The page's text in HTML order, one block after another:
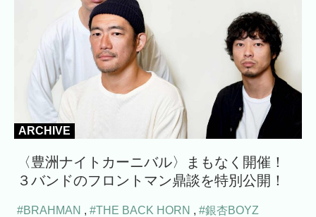
ARCHIVE
〈豊洲ナイトカーニバル〉まもなく開催！
３バンドのフロントマン鼎談を特別公開！
#BRAHMAN , #THE BACK HORN , #銀杏BOYZ